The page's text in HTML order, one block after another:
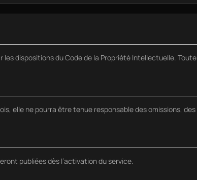
dispositions du Code de la Propriété Intellectuelle. Toute
elle ne pourra être tenue responsable des omissions, des
publiées dès l’activation du service.